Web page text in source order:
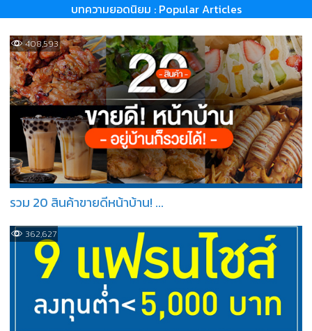
บทความยอดนิยม : Popular Articles
408,593
รวม 20 สินค้าขายดีหน้าบ้าน! ...
362,627